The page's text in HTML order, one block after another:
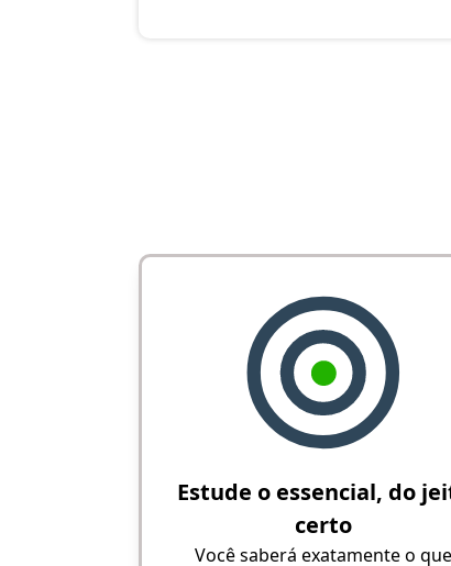
Estude o essencial, do
certo
Você saberá exatamente o que